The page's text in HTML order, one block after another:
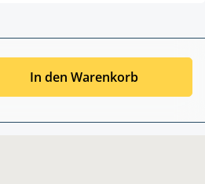
In den Warenkorb